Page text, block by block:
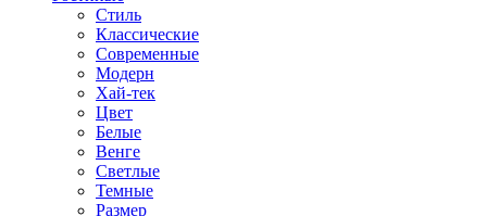
Стиль
Классические
Современные
Модерн
Хай-тек
Цвет
Белые
Венге
Светлые
Темные
Размер